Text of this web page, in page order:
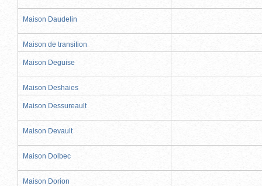
Maison Daudelin
Maison de transition
Maison Deguise
Maison Deshaies
Maison Dessureault
Maison Devault
Maison Dolbec
Maison Dorion